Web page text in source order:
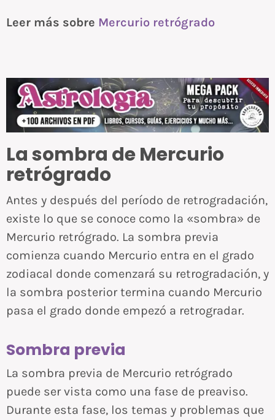
Leer más sobre Mercurio retrógrado
La sombra de Mercurio
retrógrado
Antes y después del período de retrogradación,
existe lo que se conoce como la «sombra» de
Mercurio retrógrado. La sombra previa
comienza cuando Mercurio entra en el grado
zodiacal donde comenzará su retrogradación, y
la sombra posterior termina cuando Mercurio
pasa el grado donde empezó a retrogradar.
Sombra previa
La sombra previa de Mercurio retrógrado
puede ser vista como una fase de preaviso.
Durante esta fase, los temas y problemas que